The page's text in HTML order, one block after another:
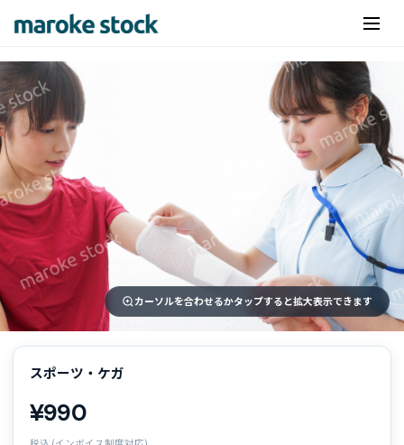
カーソルを合わせるかタップすると拡大表示できます
スポーツ・ケガ
¥990